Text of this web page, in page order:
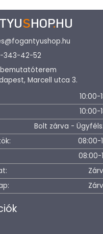
SHOP.HU
343-42-52
Marcell utca 3.
10:00-
10:00-
Bolt zárva -
08:00-
08:00-